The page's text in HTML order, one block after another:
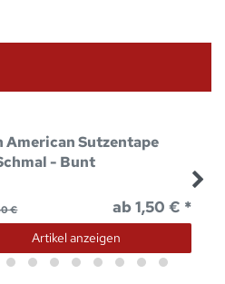
American Sutzentape
- Bunt
€ ab 1,50 € *
Artikel anzeigen